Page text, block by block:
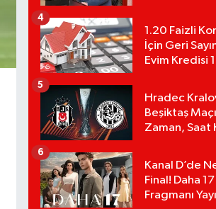
1.20 Faizli
İçin Geri
Evim Kredisi
4
Hradec
Beşiktaş
Zaman, Saat
Detayları!
5
Kanal D’de
Final! Daha
Fragmanı
6